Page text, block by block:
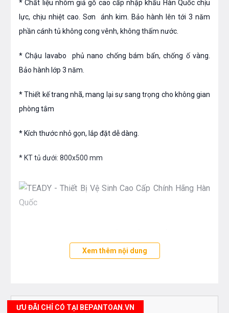
* Chất liệu nhôm giả gỗ cao cấp nhập khẩu Hàn Quốc chịu
lực, chịu nhiệt cao. Sơn ánh kim. Bảo hành lên tới 3 năm
phần cánh tủ không cong vênh, không thấm nước.
* Chậu lavabo phủ nano chống bám bẩn, chống ố vàng.
Bảo hành lớp 3 năm.
* Thiết kế trang nhã, mang lại sự sang trọng cho không gian
phòng tắm
* Kích thước nhỏ gọn, lắp đặt dễ dàng.
* KT tủ dưới: 800x500 mm
như các sản thiết bị phòng tắm và thiết bị nhà bếp
vui lòng liên hệ với chúng tôi theo
từ các nhân viên bán hàng của chúng tôi
Xem thêm nội dung
ƯU ĐÃI CHỈ CÓ TẠI BEPANTOAN.VN